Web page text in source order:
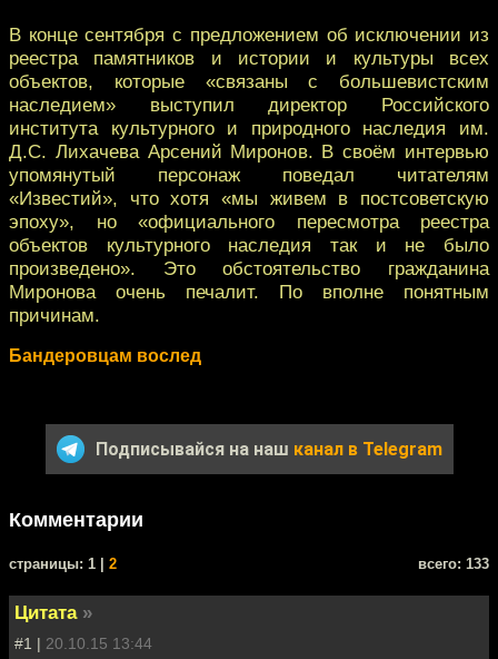
В конце сентября с предложением об исключении из
реестра памятников и истории и культуры всех
объектов, которые «связаны с большевистским
наследием» выступил директор Российского
института культурного и природного наследия им.
Д.С. Лихачева Арсений Миронов. В своём интервью
упомянутый персонаж поведал читателям
«Известий», что хотя «мы живем в постсоветскую
эпоху», но «официального пересмотра реестра
объектов культурного наследия так и не было
произведено». Это обстоятельство гражданина
Миронова очень печалит. По вполне понятным
причинам.
Бандеровцам вослед
Подписывайся на наш канал в Telegram
Комментарии
cтраницы: 1 | 2 всего: 133
Цитата »
#1 | 20.10.15 13:44